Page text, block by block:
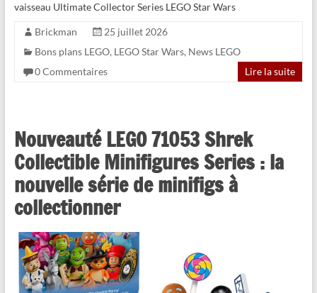
vaisseau Ultimate Collector Series LEGO Star Wars
Brickman
25 juillet 2026
Bons plans LEGO, LEGO Star Wars, News LEGO
0 Commentaires
Lire la suite
Nouveauté LEGO 71053 Shrek
Collectible Minifigures Series : la
nouvelle série de minifigs à
collectionner